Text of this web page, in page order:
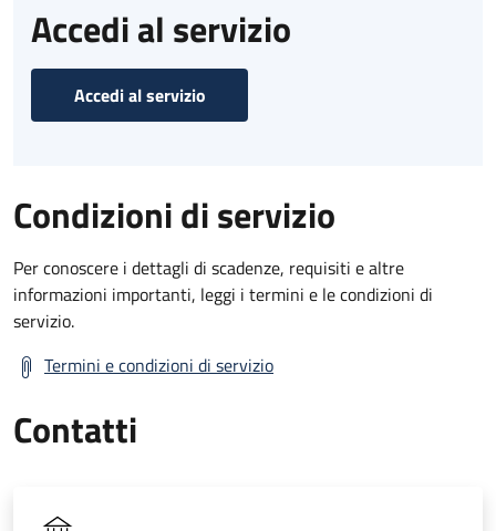
Accedi al servizio
Accedi al servizio
Condizioni di servizio
Per conoscere i dettagli di scadenze, requisiti e altre
informazioni importanti, leggi i termini e le condizioni di
servizio.
Termini e condizioni di servizio
Contatti